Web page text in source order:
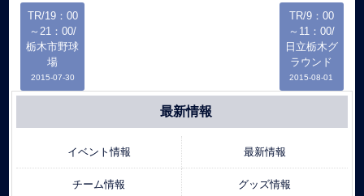
TR/19：00
～21：00/
栃木市野球
場
2015-07-30
TR/9：00
～11：00/
日立栃木グ
ラウンド
2015-08-01
最新情報
イベント情報 最新情報
チーム情報 グッズ情報